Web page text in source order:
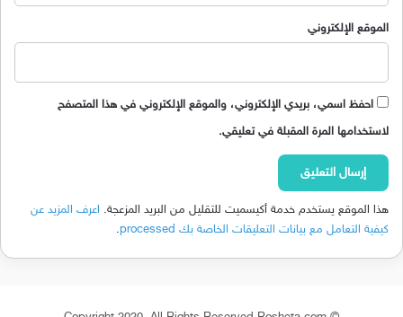
الموقع الإلكتروني
احفظ اسمي، بريدي الإلكتروني، والموقع الإلكتروني في هذا المتصفح
لاستخدامها المرة المقبلة في تعليقي.
هذا الموقع يستخدم خدمة أكيسميت للتقليل من البريد المزعجة. اعرف المزيد عن
كيفية التعامل مع بيانات التعليقات الخاصة بك processed
.